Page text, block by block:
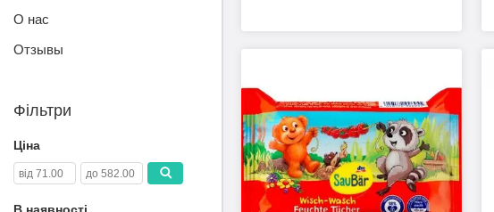
О нас
Отзывы
Фільтри
Ціна